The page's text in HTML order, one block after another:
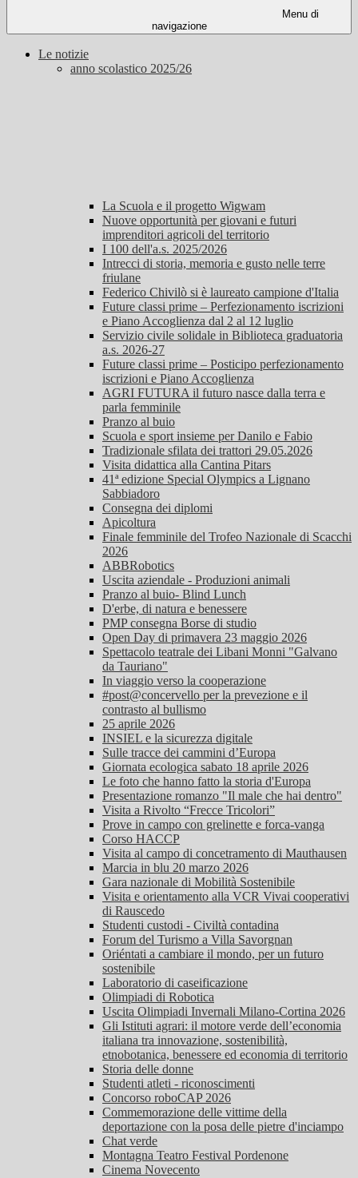
Menu di
navigazione
Le notizie
anno scolastico 2025/26
La Scuola e il progetto Wigwam
Nuove opportunità per giovani e futuri
imprenditori agricoli del territorio
I 100 dell'a.s. 2025/2026
Intrecci di storia, memoria e gusto nelle terre
friulane
Federico Chivilò si è laureato campione d'Italia
Future classi prime – Perfezionamento iscrizioni
e Piano Accoglienza dal 2 al 12 luglio
Servizio civile solidale in Biblioteca graduatoria
a.s. 2026-27
Future classi prime – Posticipo perfezionamento
iscrizioni e Piano Accoglienza
AGRI FUTURA il futuro nasce dalla terra e
parla femminile
Pranzo al buio
Scuola e sport insieme per Danilo e Fabio
Tradizionale sfilata dei trattori 29.05.2026
Visita didattica alla Cantina Pitars
41ª edizione Special Olympics a Lignano
Sabbiadoro
Consegna dei diplomi
Apicoltura
Finale femminile del Trofeo Nazionale di Scacchi
2026
ABBRobotics
Uscita aziendale - Produzioni animali
Pranzo al buio- Blind Lunch
D'erbe, di natura e benessere
PMP consegna Borse di studio
Open Day di primavera 23 maggio 2026
Spettacolo teatrale dei Libani Monni "Galvano
da Tauriano"
In viaggio verso la cooperazione
#post@concervello per la prevezione e il
contrasto al bullismo
25 aprile 2026
INSIEL e la sicurezza digitale
Sulle tracce dei cammini d’Europa
Giornata ecologica sabato 18 aprile 2026
Le foto che hanno fatto la storia d'Europa
Presentazione romanzo "Il male che hai dentro"
Visita a Rivolto “Frecce Tricolori”
Prove in campo con grelinette e forca-vanga
Corso HACCP
Visita al campo di concetramento di Mauthausen
Marcia in blu 20 marzo 2026
Gara nazionale di Mobilità Sostenibile
Visita e orientamento alla VCR Vivai cooperativi
di Rauscedo
Studenti custodi - Civiltà contadina
Forum del Turismo a Villa Savorgnan
Oriéntati a cambiare il mondo, per un futuro
sostenibile
Laboratorio di caseificazione
Olimpiadi di Robotica
Uscita Olimpiadi Invernali Milano-Cortina 2026
Gli Istituti agrari: il motore verde dell’economia
italiana tra innovazione, sostenibilità,
etnobotanica, benessere ed economia di territorio
Storia delle donne
Studenti atleti - riconoscimenti
Concorso roboCAP 2026
Commemorazione delle vittime della
deportazione con la posa delle pietre d'inciampo
Chat verde
Montagna Teatro Festival Pordenone
Cinema Novecento